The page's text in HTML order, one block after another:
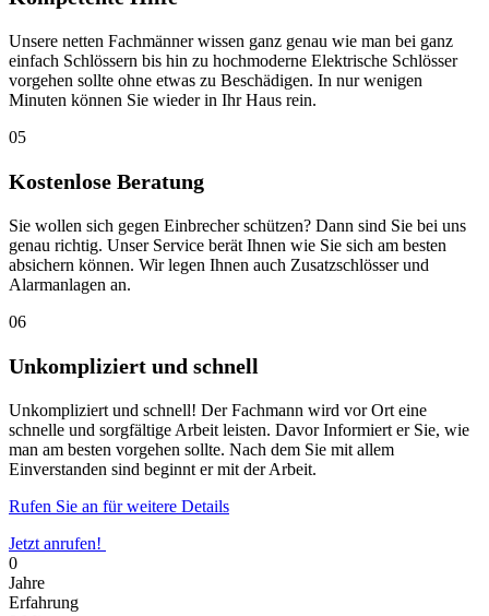
Unsere netten Fachmänner wissen ganz genau wie man bei ganz
einfach Schlössern bis hin zu hochmoderne Elektrische Schlösser
vorgehen sollte ohne etwas zu Beschädigen. In nur wenigen
Minuten können Sie wieder in Ihr Haus rein.
05
Kostenlose Beratung
Sie wollen sich gegen Einbrecher schützen? Dann sind Sie bei uns
genau richtig. Unser Service berät Ihnen wie Sie sich am besten
absichern können. Wir legen Ihnen auch Zusatzschlösser und
Alarmanlagen an.
06
Unkompliziert und schnell
Unkompliziert und schnell! Der Fachmann wird vor Ort eine
schnelle und sorgfältige Arbeit leisten. Davor Informiert er Sie, wie
man am besten vorgehen sollte. Nach dem Sie mit allem
Einverstanden sind beginnt er mit der Arbeit.
Rufen Sie an für weitere Details
Jetzt anrufen!
0
Jahre
Erfahrung